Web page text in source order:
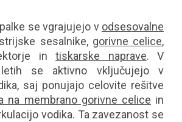
se vgrajujejo v odsesovalne
sesalnike, gorivne celice,
intiskarske naprave. V
se aktivno vključujejo v
saj ponujajo celovite rešitve
na membrano gorivne celice in
vodika. Ta zavezanost se